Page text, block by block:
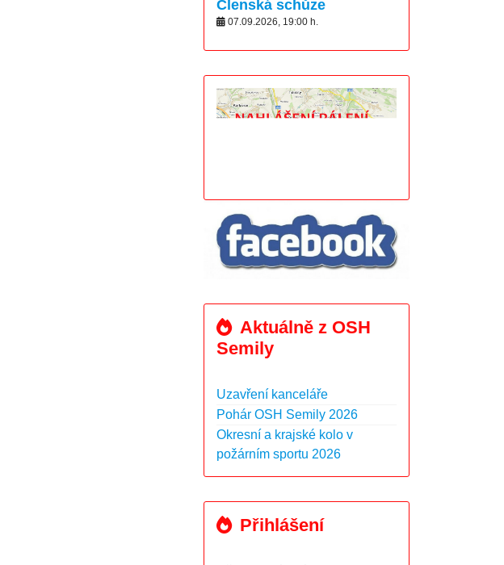
Členská schůze
07.09.2026, 19:00 h.
Aktuálně z OSH
Semily
Uzavření kanceláře
Pohár OSH Semily 2026
Okresní a krajské kolo v
požárním sportu 2026
Přihlášení